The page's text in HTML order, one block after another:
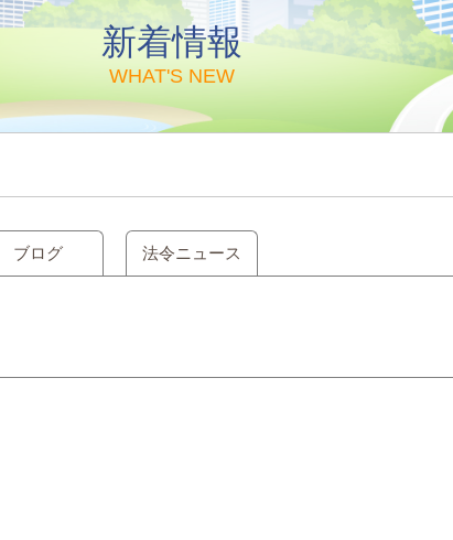
新着情報
WHAT'S NEW
ブログ 法令ニュース